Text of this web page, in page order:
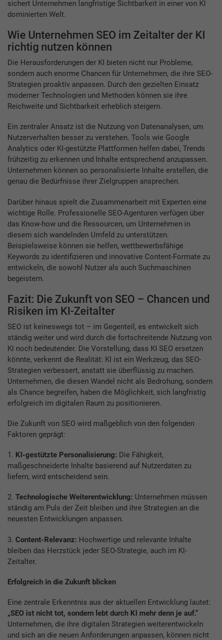
sichert Unternehmen langfristige Sichtbarkeit in einer von KI
dominierten Welt.
Wie Unternehmen SEO im Zeitalter der KI
richtig nutzen können
Die Herausforderungen der KI bieten nicht nur Probleme,
sondern auch enorme Chancen für Unternehmen, die ihre SEO-
Strategien proaktiv anpassen. Durch den gezielten Einsatz
moderner Technologien und Methoden können sie ihre
Reichweite und Sichtbarkeit erheblich steigern.
Ein zentraler Ansatz ist die Nutzung von Datenanalysen, um
Nutzerverhalten besser zu verstehen. Tools wie Google
Analytics oder KI-gestützte Plattformen helfen dabei, Trends
frühzeitig zu erkennen und Inhalte entsprechend anzupassen.
Unternehmen können so personalisierte Inhalte erstellen, die
genau die Bedürfnisse ihrer Zielgruppen ansprechen.
Darüber hinaus spielt die Zusammenarbeit mit Experten eine
wichtige Rolle. Professionelle SEO-Agenturen verfügen über
das Know-how und die Ressourcen, um Unternehmen in
diesem sich wandelnden Umfeld zu unterstützen.
Beispielsweise können sie helfen, wettbewerbsfähige
Keywords zu identifizieren und innovative Content-Formate zu
entwickeln, die sowohl Nutzer als auch Suchmaschinen
begeistern.
Fazit: Die Zukunft von SEO – Chancen und
Risiken im KI-Zeitalter
SEO ist keineswegs tot – im Gegenteil, es entwickelt sich
ständig weiter und wird durch die fortschreitende Nutzung von
KI noch bedeutender. Die Vorstellung, dass KI SEO ersetzen
könnte, verkennt die Realität: KI ist ein Werkzeug, das SEO-
Strategien verbessert, anstatt sie überflüssig zu machen.
Unternehmen, die diesen Wandel nicht als Bedrohung, sondern
als Chance begreifen, haben die Möglichkeit, sich langfristig
erfolgreich im digitalen Raum zu positionieren.
Die Zukunft von SEO wird maßgeblich von den folgenden
Faktoren geprägt:
1. KI-gestützte Personalisierung: Die Fähigkeit,
maßgeschneiderte Inhalte basierend auf Nutzerdaten zu
liefern, wird entscheidend sein.
2. Technologische Weiterentwicklung: Unternehmen müssen
ständig am Puls der Zeit bleiben und ihre Strategien an die
neuesten Entwicklungen anpassen.
3. Content-Relevanz: Hochwertige und relevante Inhalte
bleiben das Herzstück jeder SEO-Strategie, auch im KI-
Zeitalter.
Erfolgreich in die Zukunft blicken
Eine zentrale Erkenntnis aus der aktuellen Entwicklung lautet:
„SEO ist nicht tot, sondern lebt durch KI mehr denn je auf.“
Unternehmen, die ihre digitalen Strategien weiterentwickeln
und sich an die neuen Anforderungen anpassen, können nicht